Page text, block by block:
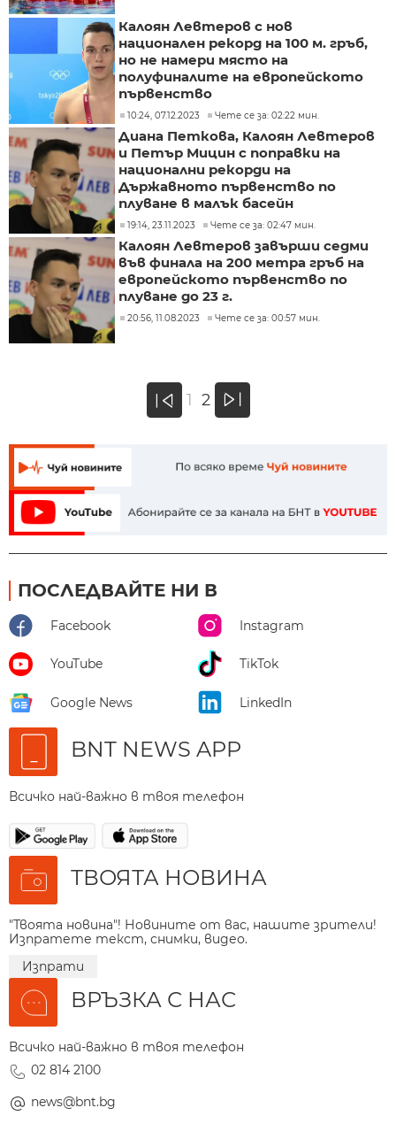
Калоян Левтеров с нов
национален рекорд на 100 м. гръб,
но не намери място на
полуфиналите на европейското
първенство
10:24, 07.12.2023 Чете се за: 02:22 мин.
Диана Петкова, Калоян Левтеров
и Петър Мицин с поправки на
национални рекорди на
Държавното първенство по
плуване в малък басейн
19:14, 23.11.2023 Чете се за: 02:47 мин.
Калоян Левтеров завърши седми
във финала на 200 метра гръб на
европейското първенство по
плуване до 23 г.
20:56, 11.08.2023 Чете се за: 00:57 мин.
« 1 2 »
ПОСЛЕДВАЙТЕ НИ В
Facebook Instagram
YouTube TikTok
Google News LinkedIn
BNT NEWS APP
Всичко най-важно в твоя телефон
ТВОЯТА НОВИНА
"Твоята новина"! Новините от вас, нашите зрители!
Изпратете текст, снимки, видео.
Изпрати
ВРЪЗКА С НАС
Всичко най-важно в твоя телефон
02 814 2100
news@bnt.bg